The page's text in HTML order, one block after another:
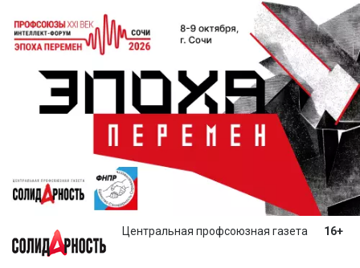
Центральная профсоюзная газета 16+